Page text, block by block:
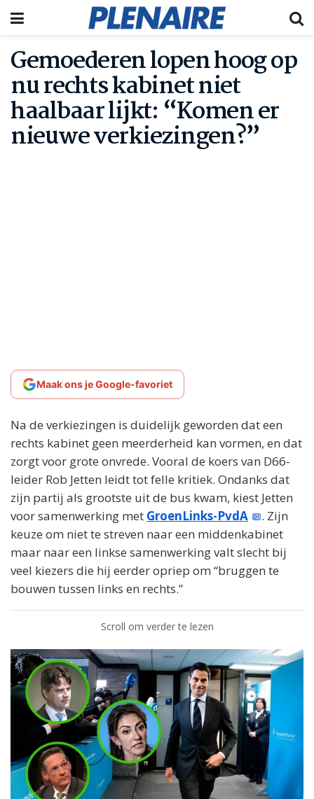
Gemoederen lopen hoog op
nu rechts kabinet niet
haalbaar lijkt: “Komen er
nieuwe verkiezingen?”
Maak ons je Google-favoriet
Na de verkiezingen is duidelijk geworden dat een
rechts kabinet geen meerderheid kan vormen, en dat
zorgt voor grote onvrede. Vooral de koers van D66-
leider Rob Jetten leidt tot felle kritiek. Ondanks dat
zijn partij als grootste uit de bus kwam, kiest Jetten
voor samenwerking met GroenLinks-PvdA
. Zijn
keuze om niet te streven naar een middenkabinet
maar naar een linkse samenwerking valt slecht bij
veel kiezers die hij eerder opriep om “bruggen te
bouwen tussen links en rechts.”
Scroll om verder te lezen